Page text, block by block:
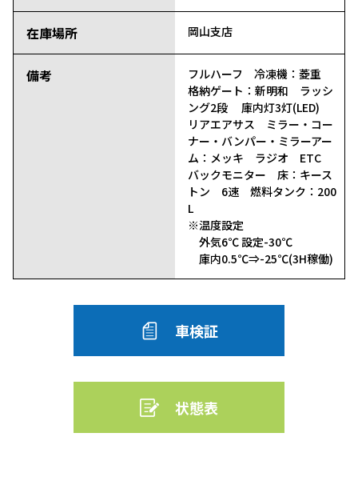
在庫場所 岡山支店
備考
フルハーフ 冷凍機：菱重
格納ゲート：新明和 ラッシ
ング2段 庫内灯3灯(LED)
リアエアサス ミラー・コー
ナー・バンパー・ミラーアー
ム：メッキ ラジオ ETC
バックモニター 床：キース
トン 6速 燃料タンク：200
L
※温度設定
外気6℃ 設定-30℃
庫内0.5℃⇒-25℃(3H稼働)
車検証
状態表